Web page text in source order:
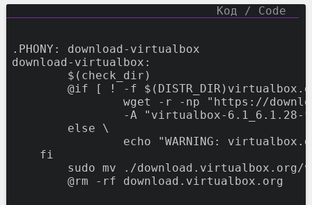
.PHONY: download-virtualbox
download-virtualbox:
    fi